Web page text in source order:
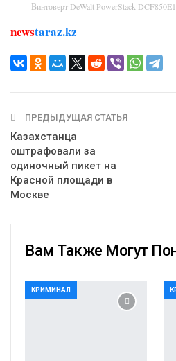
Винтоверт DeWalt PowerStack
newstaraz.kz
ПРЕДЫДУЩАЯ СТАТЬЯ
Казахстанца
оштрафовали за
одиночный пикет на
Красной площади в
Москве
Вам Также Могут
КРИМИНАЛ